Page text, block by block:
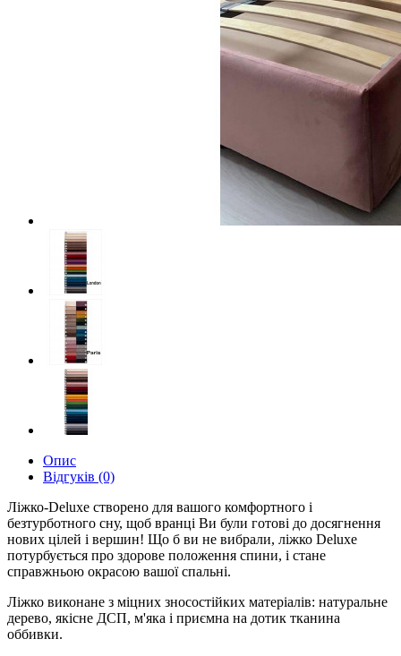
Опис
Відгуків (0)
Ліжко-Deluxe створено для вашого комфортного і
безтурботного сну, щоб вранці Ви були готові до досягнення
нових цілей і вершин! Що б ви не вибрали, ліжко Deluxe
потурбується про здорове положення спини, і стане
справжньою окрасою вашої спальні.
Ліжко виконане з міцних зносостійких матеріалів: натуральне
дерево, якісне ДСП, м'яка і приємна на дотик тканина
оббивки.